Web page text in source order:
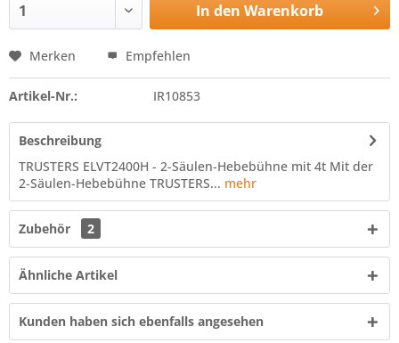
In den Warenkorb
Merken Empfehlen
Artikel-Nr.: IR10853
Beschreibung
TRUSTERS ELVT2400H - 2-Säulen-Hebebühne mit 4t Mit der
2-Säulen-Hebebühne TRUSTERS... mehr
Zubehör 2
Ähnliche Artikel
Kunden haben sich ebenfalls angesehen